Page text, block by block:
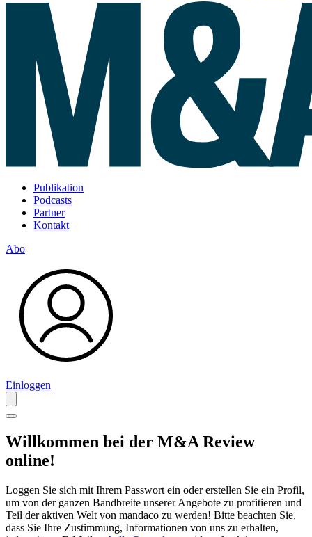
Publikation
Podcasts
Partner
Kontakt
Abo
Einloggen
Willkommen bei der M&A Review
online!
Loggen Sie sich mit Ihrem Passwort ein oder erstellen Sie ein Profil,
um von der ganzen Bandbreite unserer Angebote zu profitieren und
Teil der aktiven Welt von mandaco zu werden! Bitte beachten Sie,
dass Sie Ihre Zustimmung, Informationen von uns zu erhalten,